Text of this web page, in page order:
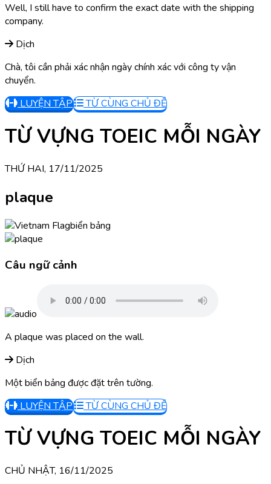
Well, I still have to confirm the exact date with the shipping
company.
Dịch
Chà, tôi cần phải xác nhận ngày chính xác với công ty vận
chuyển.
LUYỆN TẬP
TỪ CÙNG CHỦ ĐỀ
TỪ VỰNG TOEIC MỖI NGÀY
THỨ HAI, 17/11/2025
plaque
biển bảng
Câu ngữ cảnh
A plaque was placed on the wall.
Dịch
Một biển bảng được đặt trên tường.
LUYỆN TẬP
TỪ CÙNG CHỦ ĐỀ
TỪ VỰNG TOEIC MỖI NGÀY
CHỦ NHẬT, 16/11/2025